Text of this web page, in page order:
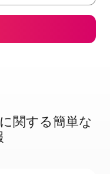
関⁠す⁠る簡⁠単⁠な